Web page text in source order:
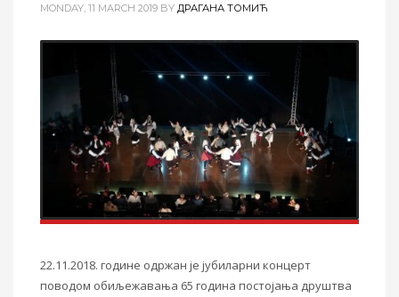
MONDAY, 11 MARCH 2019 BY ДРАГАНА ТОМИЋ
22.11.2018. године одржан је јубиларни концерт
поводом обиљежавања 65 година постојања друштва